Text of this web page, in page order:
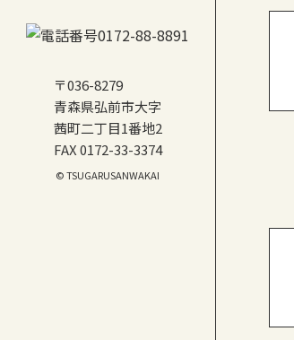
〒036-8279
青森県弘前市大字
茜町二丁目1番地2
FAX 0172-33-3374
© TSUGARUSANWAKAI